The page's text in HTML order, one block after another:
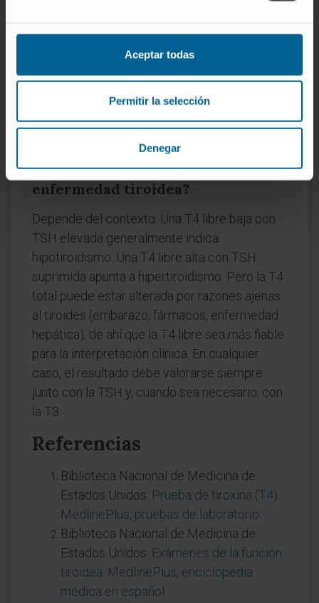
Aceptar todas
Permitir la selección
Denegar
molécula. "Tiroxina" es el nombre clínico de
denominación bioquímica sistemática, que
describe la estructura: una tironina con cuatro
átomos de yodo. En la práctica, solo los textos
de bioquímica usan "tetrayodotironina" de
¿La tiroxina alta o baja indica
enfermedad tiroidea?
Depende del contexto. Una T4 libre baja con
TSH elevada generalmente indica
hipotiroidismo. Una T4 libre alta con TSH
suprimida apunta a hipertiroidismo. Pero la T4
total puede estar alterada por razones ajenas
al tiroides (embarazo, fármacos, enfermedad
hepática), de ahí que la T4 libre sea más fiable
para la interpretación clínica. En cualquier
caso, el resultado debe valorarse siempre
junto con la TSH y, cuando sea necesario, con
la T3.
Referencias
Biblioteca Nacional de Medicina de
Estados Unidos. Prueba de tiroxina (T4).
MedlinePlus, pruebas de laboratorio
Biblioteca Nacional de Medicina de
Estados Unidos. Exámenes de la función
tiroidea. MedlinePlus, enciclopedia
médica en español